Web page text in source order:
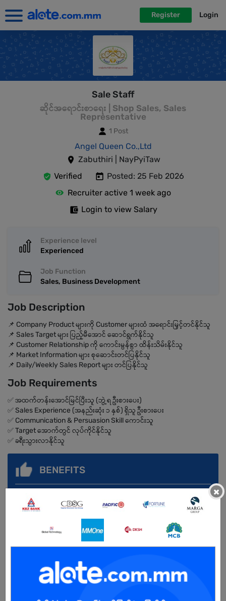
Register Login
Sale Staff
ဆိုင်အရောင်းစာရေး | Shop Sales, Sales
Representative
1 Post
Angel Queen Co.,Ltd
Zabuthiri | NayPyiTaw
Verified
Posted: 25 Feb 2026
Recruiter active 1 week ago
Login to view Salary
Experience level
Experienced
Job Function
Sales, Business Development
Job Description
📌 Company Product များကို Customer များထံ အရောင်းမြှင့်တင်နိုင်သူ
📌 Sales Target များ ပြည့်မီအောင် ဆောင်ရွက်နိုင်သူ
📌 Customer Relationship ကို ကောင်းမွန်စွာ ထိန်းသိမ်းနိုင်သူ
📌 Market Information များ စုဆောင်းတင်ပြနိုင်သူ
📌 Daily/Weekly Sales Report များ တင်ပြနိုင်သူ
Job Requirements
✅ အထက်တန်းအောင်မြင်ပြီးသူ (ဘွဲ့ရ ဦးစားပေး)
✅ Sales Experience (အနည်းဆုံး ၁ နှစ်) ရှိသူ ဦးစားပေး
✅ Communication & Persuasion Skill ကောင်းသူ
✅ Target အောက်တွင် လုပ်ကိုင်နိုင်သူ
✅ ခရီးသွားလာနိုင်သူ
BENEFITS
×